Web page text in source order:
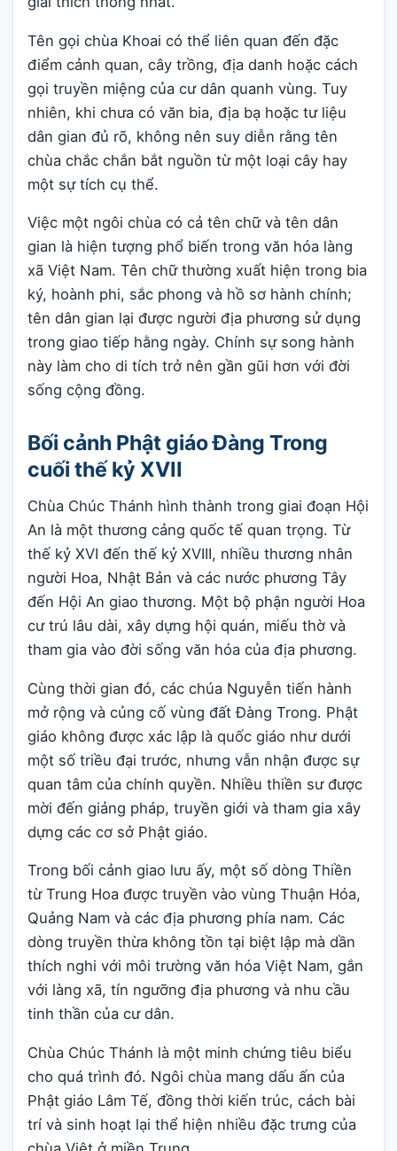
Tên gọi chùa Khoai có thể liên quan đến đặc
điểm cảnh quan, cây trồng, địa danh hoặc cách
gọi truyền miệng của cư dân quanh vùng. Tuy
nhiên, khi chưa có văn bia, địa bạ hoặc tư liệu
dân gian đủ rõ, không nên suy diễn rằng tên
chùa chắc chắn bắt nguồn từ một loại cây hay
một sự tích cụ thể.
Việc một ngôi chùa có cả tên chữ và tên dân
gian là hiện tượng phổ biến trong văn hóa làng
xã Việt Nam. Tên chữ thường xuất hiện trong bia
ký, hoành phi, sắc phong và hồ sơ hành chính;
tên dân gian lại được người địa phương sử dụng
trong giao tiếp hằng ngày. Chính sự song hành
này làm cho di tích trở nên gần gũi hơn với đời
sống cộng đồng.
Bối cảnh Phật giáo Đàng Trong
cuối thế kỷ XVII
Chùa Chúc Thánh hình thành trong giai đoạn Hội
An là một thương cảng quốc tế quan trọng. Từ
thế kỷ XVI đến thế kỷ XVIII, nhiều thương nhân
người Hoa, Nhật Bản và các nước phương Tây
đến Hội An giao thương. Một bộ phận người Hoa
cư trú lâu dài, xây dựng hội quán, miếu thờ và
tham gia vào đời sống văn hóa của địa phương.
Cùng thời gian đó, các chúa Nguyễn tiến hành
mở rộng và củng cố vùng đất Đàng Trong. Phật
giáo không được xác lập là quốc giáo như dưới
một số triều đại trước, nhưng vẫn nhận được sự
quan tâm của chính quyền. Nhiều thiền sư được
mời đến giảng pháp, truyền giới và tham gia xây
dựng các cơ sở Phật giáo.
Trong bối cảnh giao lưu ấy, một số dòng Thiền
từ Trung Hoa được truyền vào vùng Thuận Hóa,
Quảng Nam và các địa phương phía nam. Các
dòng truyền thừa không tồn tại biệt lập mà dần
thích nghi với môi trường văn hóa Việt Nam, gắn
với làng xã, tín ngưỡng địa phương và nhu cầu
tinh thần của cư dân.
Chùa Chúc Thánh là một minh chứng tiêu biểu
cho quá trình đó. Ngôi chùa mang dấu ấn của
Phật giáo Lâm Tế, đồng thời kiến trúc, cách bài
trí và sinh hoạt lại thể hiện nhiều đặc trưng của